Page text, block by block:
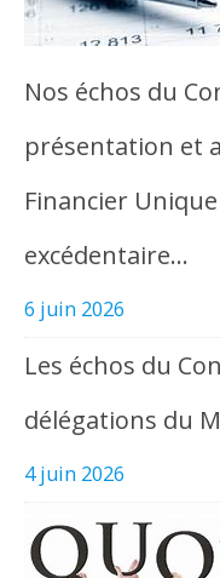
Nos échos du
présentation et
Financier
excédentaire…
6 juin 2026
Les échos du
délégations du
4 juin 2026